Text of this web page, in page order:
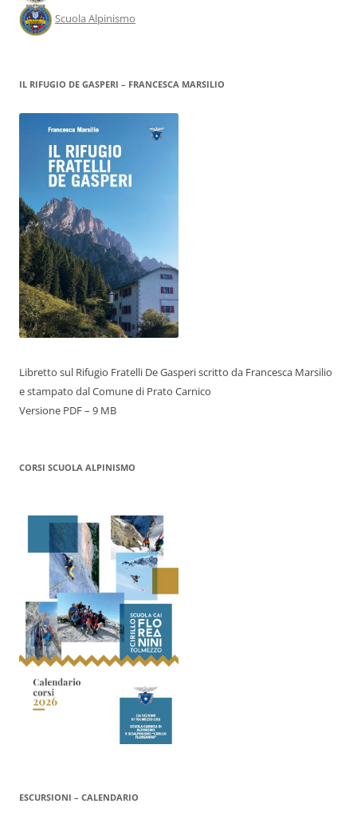
Scuola Alpinismo
IL RIFUGIO DE GASPERI – FRANCESCA MARSILIO
Libretto sul Rifugio Fratelli De Gasperi scritto da Francesca Marsilio
e stampato dal Comune di Prato Carnico
Versione PDF – 9 MB
CORSI SCUOLA ALPINISMO
ESCURSIONI – CALENDARIO